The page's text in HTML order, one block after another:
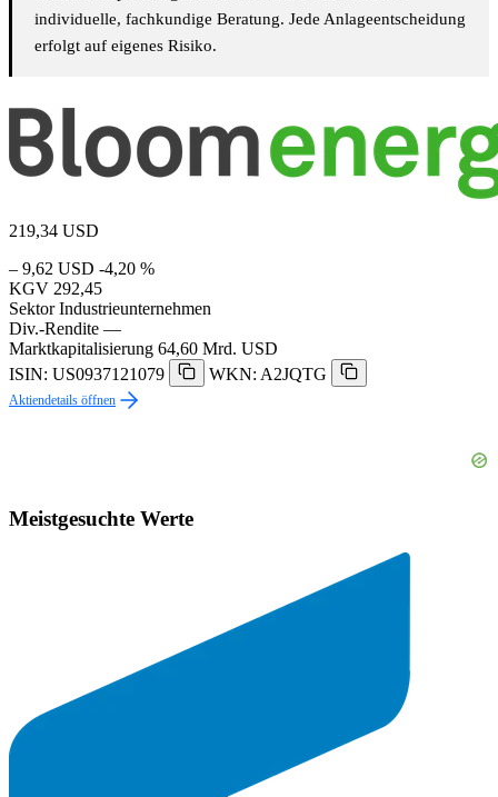
individuelle, fachkundige Beratung. Jede Anlageentscheidung
erfolgt auf eigenes Risiko.
219,34 USD
– 9,62 USD -4,20 %
KGV 292,45
Sektor Industrieunternehmen
Div.-Rendite —
Marktkapitalisierung 64,60 Mrd. USD
ISIN: US0937121079
WKN: A2JQTG
Aktiendetails öffnen
Meistgesuchte Werte